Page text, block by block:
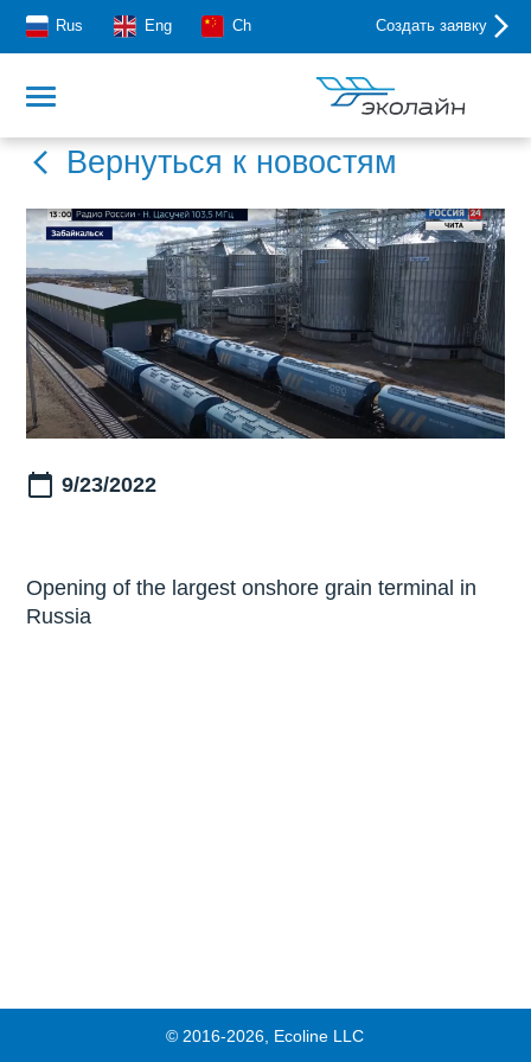
Rus Eng Ch Создать заявку
Вернуться к новостям
9/23/2022
Opening of the largest onshore grain terminal in
Russia
© 2016-2026, Ecoline LLC